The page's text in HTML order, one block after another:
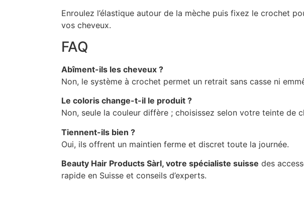
Enroulez l’élastique autour de la mèche puis fixez le crochet
vos cheveux.
FAQ
Abîment-ils les cheveux ?
Non, le système à crochet permet un retrait sans casse ni
Le coloris change-t-il le produit ?
Non, seule la couleur diffère ; choisissez selon votre teinte de
Tiennent-ils bien ?
Oui, ils offrent un maintien ferme et discret toute la journée.
Beauty Hair Products Sàrl, votre spécialiste suisse des
rapide en Suisse et conseils d’experts.